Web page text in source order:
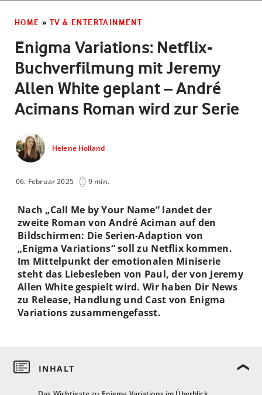
HOME » TV & ENTERTAINMENT
Enigma Variations: Netflix-
Buchverfilmung mit Jeremy
Allen White geplant – André
Acimans Roman wird zur Serie
Helene Holland
06. Februar 2025 9 min.
Nach „Call Me by Your Name“ landet der
zweite Roman von André Aciman auf den
Bildschirmen: Die Serien-Adaption von
„Enigma Variations“ soll zu Netflix kommen.
Im Mittelpunkt der emotionalen Miniserie
steht das Liebesleben von Paul, der von Jeremy
Allen White gespielt wird. Wir haben Dir News
zu Release, Handlung und Cast von Enigma
Variations zusammengefasst.